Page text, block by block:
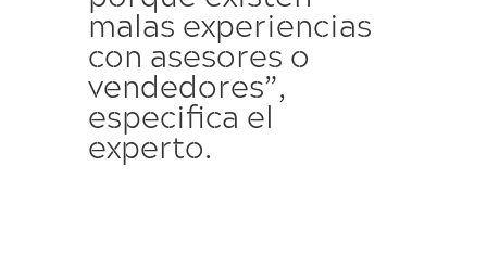
malas experiencias
con asesores o
vendedores”,
especifica el
experto.